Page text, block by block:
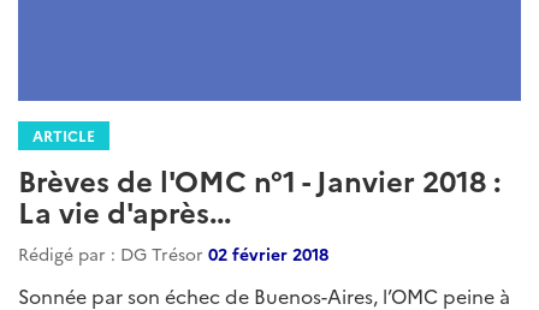
ARTICLE
Brèves de l'OMC n°1 - Janvier 2018 :
La vie d'après...
Rédigé par : DG Trésor 02 février 2018
Sonnée par son échec de Buenos-Aires, l’OMC peine à